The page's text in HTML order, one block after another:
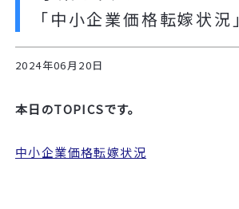
「中小企業価格転嫁状況」
2024年06月20日
本日のTOPICSです。
中小企業価格転嫁状況